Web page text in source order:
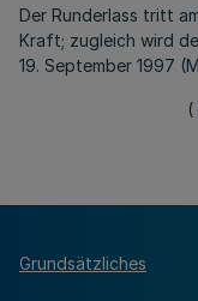
Der Runderlass tritt
Kraft; zugleich wird
19. September 1997
Grundsätzliches